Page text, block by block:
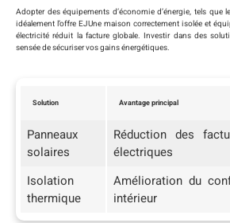
Adopter des équipements d’économie d’énergie, tels que
idéalement l’offre EJUne maison correctement isolée et
électricité réduit la facture globale. Investir dans des
sensée de sécuriser vos gains énergétiques.
Solution Avantage principal
Panneaux
solaires
Réduction des
électriques
Isolation
thermique
Amélioration du
intérieur